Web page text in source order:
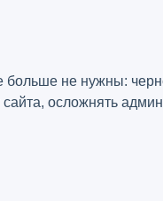
не нужны:
осложнять